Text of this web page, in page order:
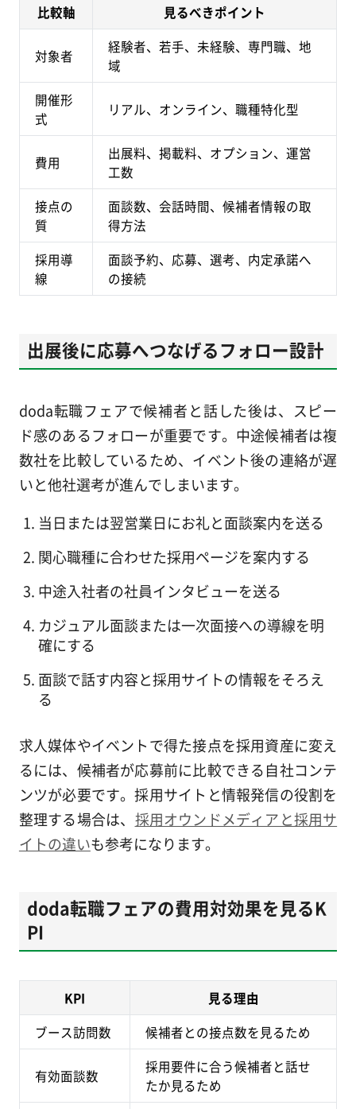
比較軸 見るべきポイント
対象者
経験者、若手、未経験、専門職、地
域
開催形
式
リアル、オンライン、職種特化型
費用
出展料、掲載料、オプション、運営
工数
接点の
質
面談数、会話時間、候補者情報の取
得方法
採用導
線
面談予約、応募、選考、内定承諾へ
の接続
出展後に応募へつなげるフォロー設計
doda転職フェアで候補者と話した後は、スピー
ド感のあるフォローが重要です。中途候補者は複
数社を比較しているため、イベント後の連絡が遅
いと他社選考が進んでしまいます。
当日または翌営業日にお礼と面談案内を送る
関心職種に合わせた採用ページを案内する
中途入社者の社員インタビューを送る
カジュアル面談または一次面接への導線を明
確にする
面談で話す内容と採用サイトの情報をそろえ
る
求人媒体やイベントで得た接点を採用資産に変え
るには、候補者が応募前に比較できる自社コンテ
ンツが必要です。採用サイトと情報発信の役割を
整理する場合は、 採用オウンドメディアと採用サ
イトの違いも参考になります。
doda転職フェアの費用対効果を見るK
PI
KPI
見る理由
ブース訪問数
候補者との接点数を見るため
有効面談数
採用要件に合う候補者と話せ
たか見るため